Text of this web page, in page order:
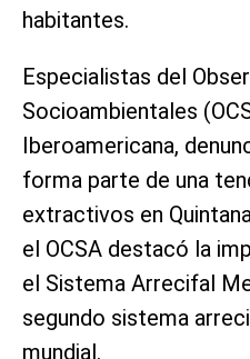
habitantes.
Especialistas del
Socioambientales
Iberoamericana,
forma parte de una
extractivos en
el OCSA destacó la
el Sistema Arrecifal
segundo sistema
mundial.